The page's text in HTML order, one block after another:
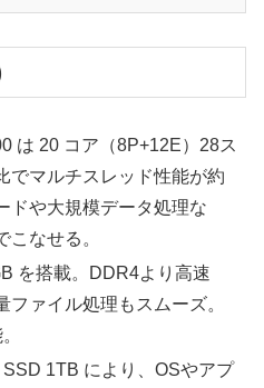
は 20 コア（8P+12E）28ス
でマルチスレッド性能が約
ドや大規模データ処理な
こなせる。
を搭載。DDR4より高速
ァイル処理もスムーズ。
SSD 1TB により、OSやアプ